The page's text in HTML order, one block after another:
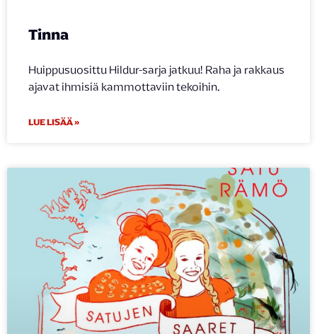
Tinna
Huippusuosittu Hildur-sarja jatkuu! Raha ja rakkaus
ajavat ihmisiä kammottaviin tekoihin.
LUE LISÄÄ »